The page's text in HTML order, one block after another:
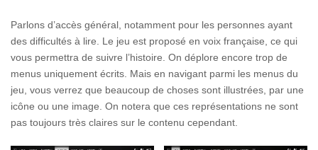
Parlons d’accès général, notamment pour les personnes ayant
des difficultés à lire. Le jeu est proposé en voix française, ce qui
vous permettra de suivre l’histoire. On déplore encore trop de
menus uniquement écrits. Mais en navigant parmi les menus du
jeu, vous verrez que beaucoup de choses sont illustrées, par une
icône ou une image. On notera que ces représentations ne sont
pas toujours très claires sur le contenu cependant.